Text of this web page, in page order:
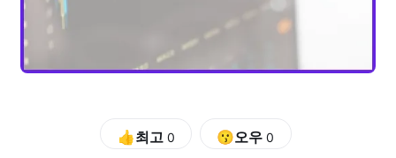
👍최고 0 😗오우0